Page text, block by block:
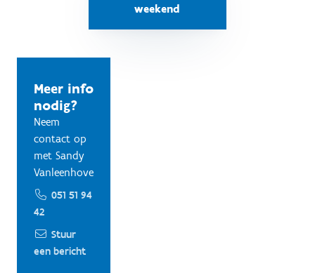
weekend
Meer info
nodig?
Neem
contact op
met Sandy
Vanleenhove
051 51 94
42
Stuur
een bericht